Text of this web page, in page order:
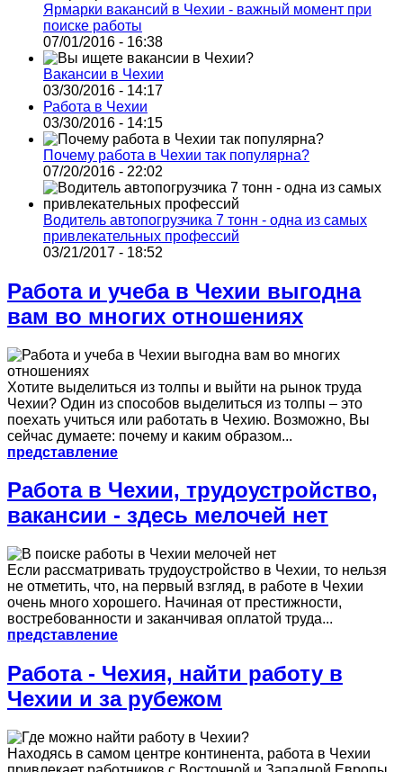
Ярмарки вакансий в Чехии - важный момент при
поиске работы
07/01/2016 - 16:38
Вакансии в Чехии
03/30/2016 - 14:17
Работа в Чехии
03/30/2016 - 14:15
Почему работа в Чехии так популярна?
07/20/2016 - 22:02
Водитель автопогрузчика 7 тонн - одна из самых
привлекательных профессий
03/21/2017 - 18:52
Работа и учеба в Чехии выгодна
вам во многих отношениях
Хотите выделиться из толпы и выйти на рынок труда
Чехии? Один из способов выделиться из толпы – это
поехать учиться или работать в Чехию. Возможно, Вы
сейчас думаете: почему и каким образом...
представление
Работа в Чехии, трудоустройство,
вакансии - здесь мелочей нет
Если рассматривать трудоустройство в Чехии, то нельзя
не отметить, что, на первый взгляд, в работе в Чехии
очень много хорошего. Начиная от престижности,
востребованности и заканчивая оплатой труда...
представление
Работа - Чехия, найти работу в
Чехии и за рубежом
Находясь в самом центре континента, работа в Чехии